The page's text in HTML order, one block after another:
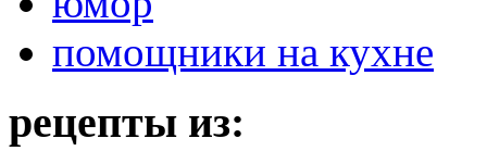
помощники на кухне
рецепты из: